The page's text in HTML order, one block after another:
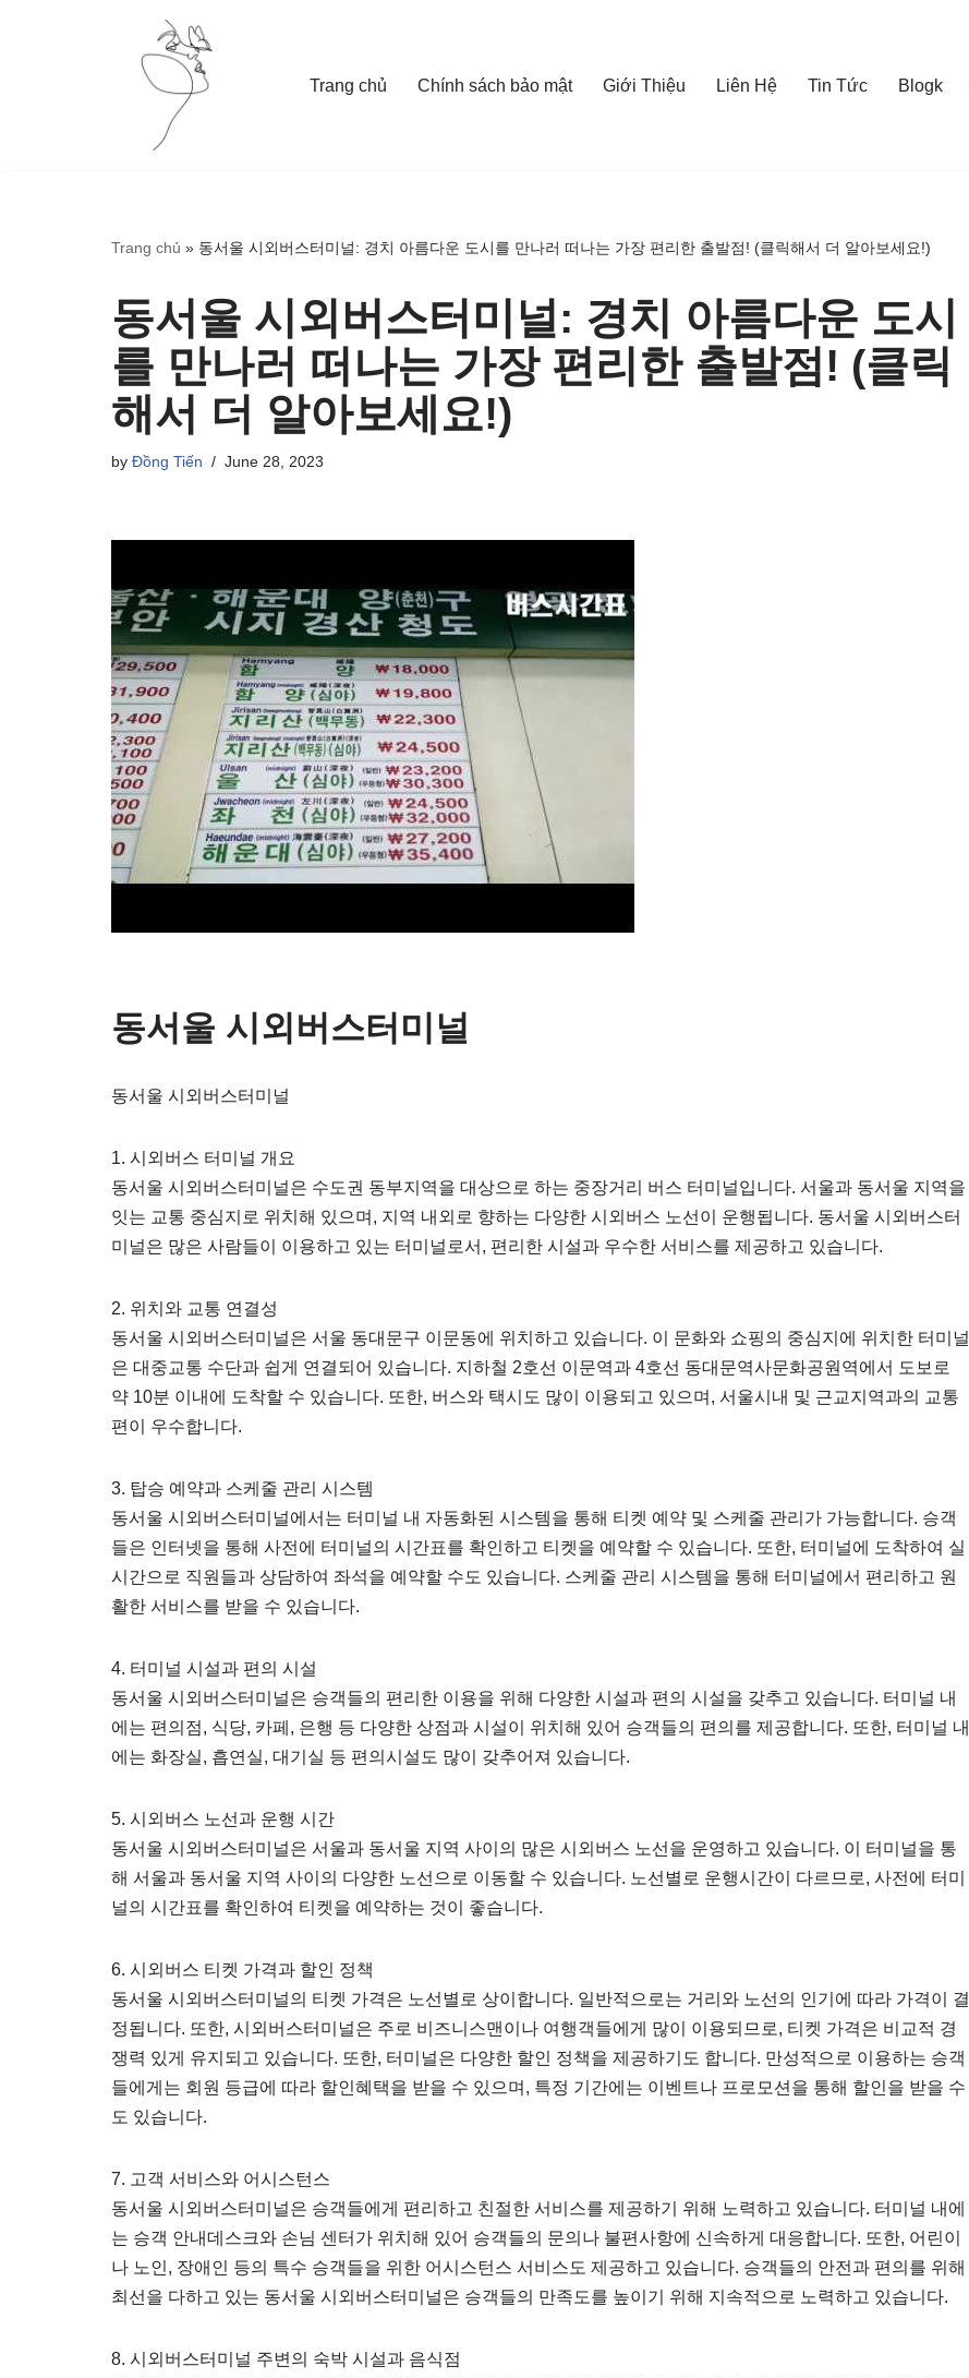
Trang chủ Chính sách bảo mật Giới Thiệu Liên Hệ Tin Tức Blogk
Trang chủ » 동서울 시외버스터미널: 경치 아름다운 도시를 만나러 떠나는 가장 편리한 출발점! (클릭해서 더 알아보세요!)
동서울 시외버스터미널: 경치 아름다운 도시
를 만나러 떠나는 가장 편리한 출발점! (클릭
해서 더 알아보세요!)
by Đồng Tiến June 28, 2023
동서울 시외버스터미널
동서울 시외버스터미널
1. 시외버스 터미널 개요
동서울 시외버스터미널은 수도권 동부지역을 대상으로 하는 중장거리 버스 터미널입니다. 서울과 동서울 지역을
잇는 교통 중심지로 위치해 있으며, 지역 내외로 향하는 다양한 시외버스 노선이 운행됩니다. 동서울 시외버스터
미널은 많은 사람들이 이용하고 있는 터미널로서, 편리한 시설과 우수한 서비스를 제공하고 있습니다.
2. 위치와 교통 연결성
동서울 시외버스터미널은 서울 동대문구 이문동에 위치하고 있습니다. 이 문화와 쇼핑의 중심지에 위치한 터미널
은 대중교통 수단과 쉽게 연결되어 있습니다. 지하철 2호선 이문역과 4호선 동대문역사문화공원역에서 도보로
약 10분 이내에 도착할 수 있습니다. 또한, 버스와 택시도 많이 이용되고 있으며, 서울시내 및 근교지역과의 교통
편이 우수합니다.
3. 탑승 예약과 스케줄 관리 시스템
동서울 시외버스터미널에서는 터미널 내 자동화된 시스템을 통해 티켓 예약 및 스케줄 관리가 가능합니다. 승객
들은 인터넷을 통해 사전에 터미널의 시간표를 확인하고 티켓을 예약할 수 있습니다. 또한, 터미널에 도착하여 실
시간으로 직원들과 상담하여 좌석을 예약할 수도 있습니다. 스케줄 관리 시스템을 통해 터미널에서 편리하고 원
활한 서비스를 받을 수 있습니다.
4. 터미널 시설과 편의 시설
동서울 시외버스터미널은 승객들의 편리한 이용을 위해 다양한 시설과 편의 시설을 갖추고 있습니다. 터미널 내
에는 편의점, 식당, 카페, 은행 등 다양한 상점과 시설이 위치해 있어 승객들의 편의를 제공합니다. 또한, 터미널 내
에는 화장실, 흡연실, 대기실 등 편의시설도 많이 갖추어져 있습니다.
5. 시외버스 노선과 운행 시간
동서울 시외버스터미널은 서울과 동서울 지역 사이의 많은 시외버스 노선을 운영하고 있습니다. 이 터미널을 통
해 서울과 동서울 지역 사이의 다양한 노선으로 이동할 수 있습니다. 노선별로 운행시간이 다르므로, 사전에 터미
널의 시간표를 확인하여 티켓을 예약하는 것이 좋습니다.
6. 시외버스 티켓 가격과 할인 정책
동서울 시외버스터미널의 티켓 가격은 노선별로 상이합니다. 일반적으로는 거리와 노선의 인기에 따라 가격이 결
정됩니다. 또한, 시외버스터미널은 주로 비즈니스맨이나 여행객들에게 많이 이용되므로, 티켓 가격은 비교적 경
쟁력 있게 유지되고 있습니다. 또한, 터미널은 다양한 할인 정책을 제공하기도 합니다. 만성적으로 이용하는 승객
들에게는 회원 등급에 따라 할인혜택을 받을 수 있으며, 특정 기간에는 이벤트나 프로모션을 통해 할인을 받을 수
도 있습니다.
7. 고객 서비스와 어시스턴스
동서울 시외버스터미널은 승객들에게 편리하고 친절한 서비스를 제공하기 위해 노력하고 있습니다. 터미널 내에
는 승객 안내데스크와 손님 센터가 위치해 있어 승객들의 문의나 불편사항에 신속하게 대응합니다. 또한, 어린이
나 노인, 장애인 등의 특수 승객들을 위한 어시스턴스 서비스도 제공하고 있습니다. 승객들의 안전과 편의를 위해
최선을 다하고 있는 동서울 시외버스터미널은 승객들의 만족도를 높이기 위해 지속적으로 노력하고 있습니다.
8. 시외버스터미널 주변의 숙박 시설과 음식점